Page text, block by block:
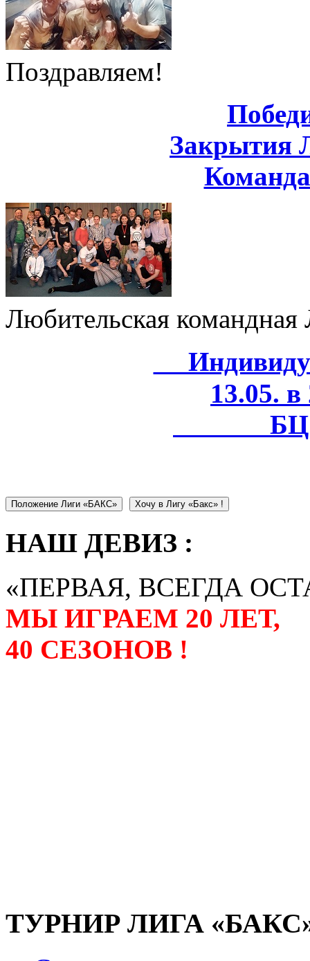
Поздравляем!
Закрытия
Любительская
13.05.
БЦ
Положение Лиги «БАКС» Хочу в Лигу «Бакс» !
НАШ ДЕВИЗ :
«ПЕРВАЯ, ВСЕГДА
МЫ ИГРАЕМ 20 ЛЕТ,
40 СЕЗОНОВ !
ТУРНИР ЛИГА